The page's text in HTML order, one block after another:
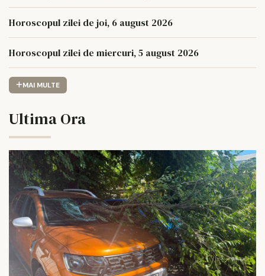
Horoscopul zilei de joi, 6 august 2026
Horoscopul zilei de miercuri, 5 august 2026
MAI MULTE
Ultima Ora